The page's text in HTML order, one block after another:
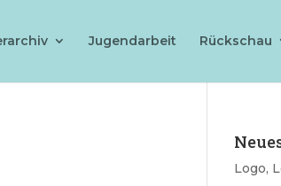
Jugendarbeit Rückschau
Logo,